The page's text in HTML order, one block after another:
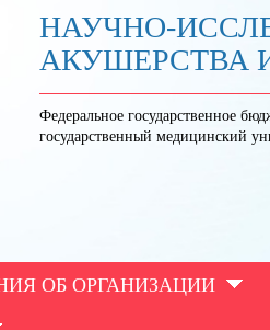
НАУЧНО-
АКУШЕРСТВА
Федеральное государственное
государственный медицинский
ОБ ОРГАНИЗАЦИИ